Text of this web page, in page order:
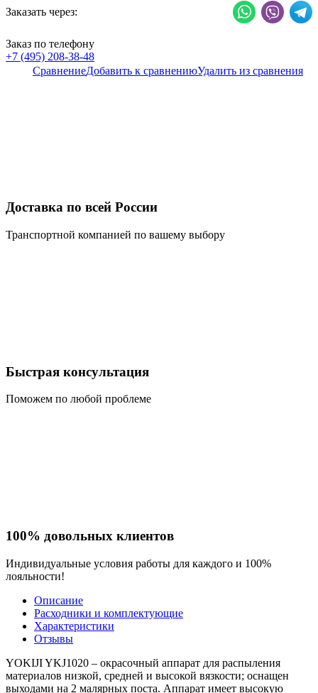
Заказать через:
Заказ по телефону
+7 (495) 208-38-48
СравнениеДобавить к сравнениюУдалить из сравнения
Доставка по всей России
Транспортной компанией по вашему выбору
Быстрая консультация
Поможем по любой проблеме
100% довольных клиентов
Индивидуальные условия работы для каждого и 100%
лояльности!
Описание
Расходники и комплектующие
Характеристики
Отзывы
YOKIJI YKJ1020 – окрасочный аппарат для распыления
материалов низкой, средней и высокой вязкости; оснащен
выходами на 2 малярных поста. Аппарат имеет высокую